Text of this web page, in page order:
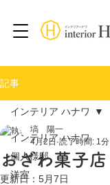
記事
インテリア ハナワ
個人様邸
洋室
インテリア ハナワ
おざわ菓子店
塙 陽一
4月2日 読了時間: 1分
更新日： 5月7日